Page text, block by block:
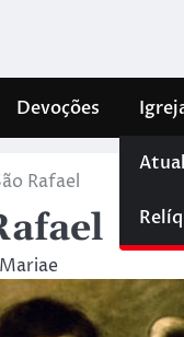
Devoções
Rafael